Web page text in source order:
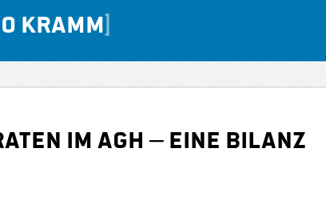
Kramm
im AGH – Eine Bilanz